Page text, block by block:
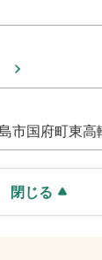
市国府町東高
閉じる